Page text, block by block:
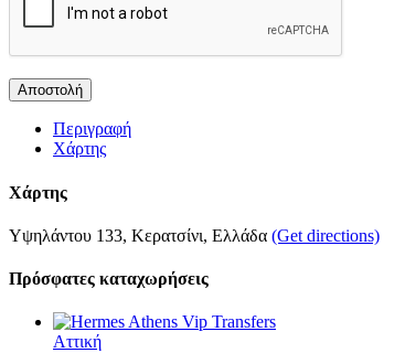
Περιγραφή
Χάρτης
Χάρτης
Υψηλάντου 133, Κερατσίνι, Ελλάδα (Get directions)
Πρόσφατες καταχωρήσεις
Αττική